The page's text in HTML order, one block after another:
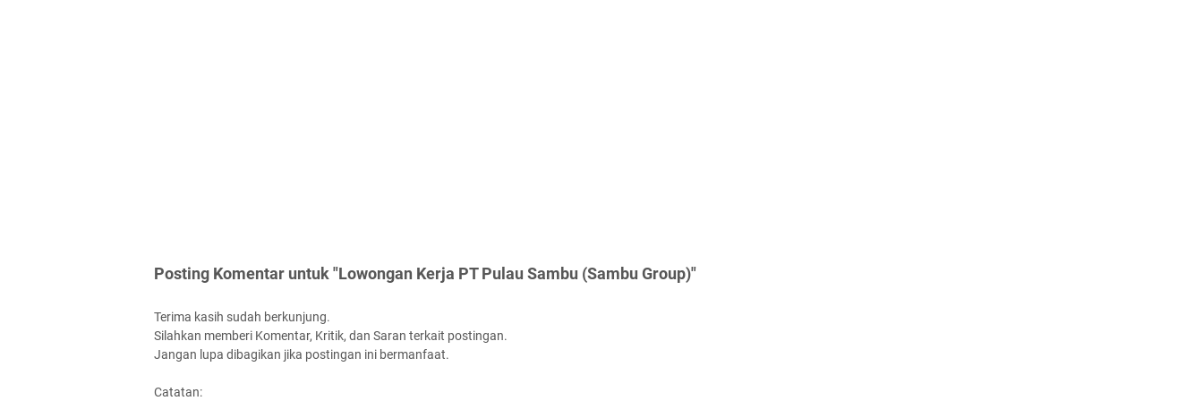
Posting Komentar untuk "Lowongan Kerja PT Pulau Sambu (Sambu Group)"
Terima kasih sudah berkunjung.
Silahkan memberi Komentar, Kritik, dan Saran terkait postingan.
Jangan lupa dibagikan jika postingan ini bermanfaat.
Catatan: